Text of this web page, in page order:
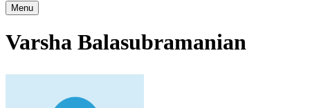
Menu
Varsha Balasubramanian